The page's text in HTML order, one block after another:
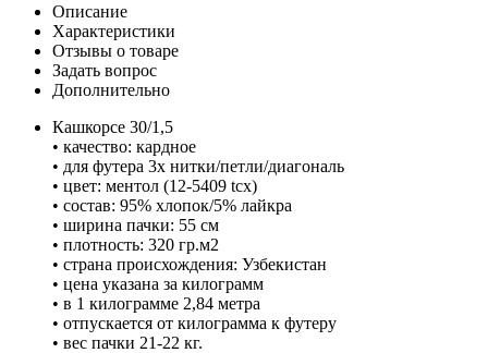
Описание
Характеристики
Отзывы о товаре
Задать вопрос
Дополнительно
Кашкорсе 30/1,5
• качество: кардное
• для футера 3х нитки/петли/диагональ
• цвет: ментол (12-5409 tcx)
• состав: 95% хлопок/5% лайкра
• ширина пачки: 55 см
• плотность: 320 гр.м2
• страна происхождения: Узбекистан
• цена указана за килограмм
• в 1 килограмме 2,84 метра
• отпускается от килограмма к футеру
• вес пачки 21-22 кг.